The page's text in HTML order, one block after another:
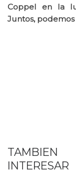
Coppel en la
Juntos,
INTERESAR